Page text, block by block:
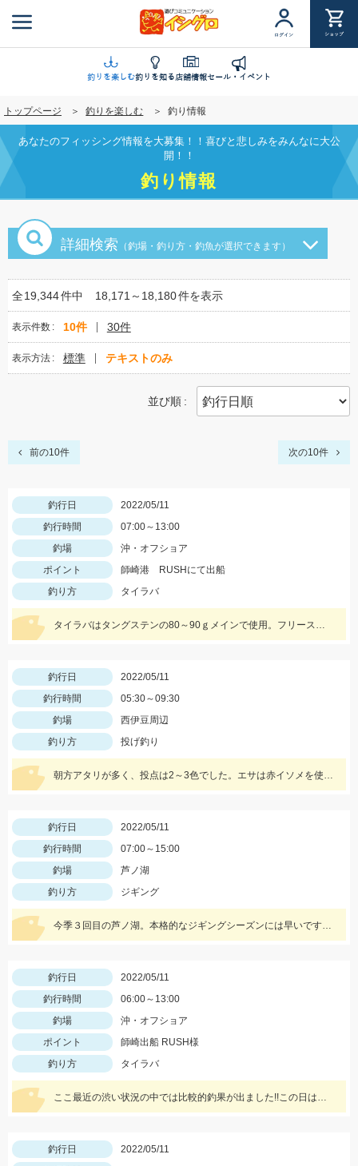
ン
に
移
動
ログイン ショップ
釣りを楽しむ釣りを知る店舗情報セール・イベント
トップページ 釣りを楽しむ 釣り情報
あなたのフィッシング情報を大募集！！喜びと悲しみをみんなに大公
開！！
釣り情報
詳細検索 （釣場・釣り方・釣魚が選択できます）
全19,344件中 18,171～18,180件を表示
表示件数 10件 30件
表示方法 標準 テキストのみ
並び順
前の10件 次の10件
釣行日
2022/05/11
釣行時間
07:00～13:00
釣場
沖・オフショア
ポイント
師崎港 RUSHにて出船
釣り方
タイラバ
タイラバはタングステンの80～90ｇメインで使用。フリースライドタングステンの反応◎ボトムを丁寧に探ることがキモでした。
釣行日
2022/05/11
釣行時間
05:30～09:30
釣場
西伊豆周辺
釣り方
投げ釣り
朝方アタリが多く、投点は2～3色でした。エサは赤イソメを使用。
釣行日
2022/05/11
釣行時間
07:00～15:00
釣場
芦ノ湖
釣り方
ジギング
今季３回目の芦ノ湖。本格的なジギングシーズンには早いですが、サクラマス狙いで１人釣行。
釣行日
2022/05/11
釣行時間
06:00～13:00
釣場
沖・オフショア
ポイント
師崎出船 RUSH様
釣り方
タイラバ
ここ最近の渋い状況の中では比較的釣果が出ました!!この日は底ベタ狙いでローギヤリールでじっくり巻くのが吉でした。
釣行日
2022/05/11